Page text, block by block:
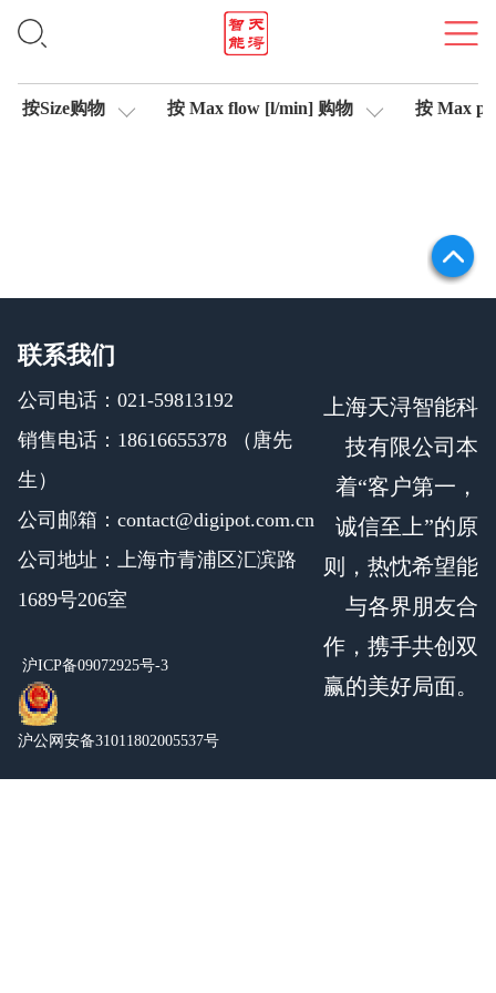
轴控制伺服比例阀
按Size购物 按 Max flow [l/min] 购物 按 Max
联系我们
公司电话：021-59813192
销售电话：18616655378 （唐先
生）
公司邮箱：contact@digipot.com.cn
公司地址：上海市青浦区汇滨路
1689号206室
沪ICP备09072925号-3
沪公网安备31011802005537号
上海天浔智能科
技有限公司本
着“客户第一，
诚信至上”的原
则，热忱希望能
与各界朋友合
作，携手共创双
赢的美好局面。